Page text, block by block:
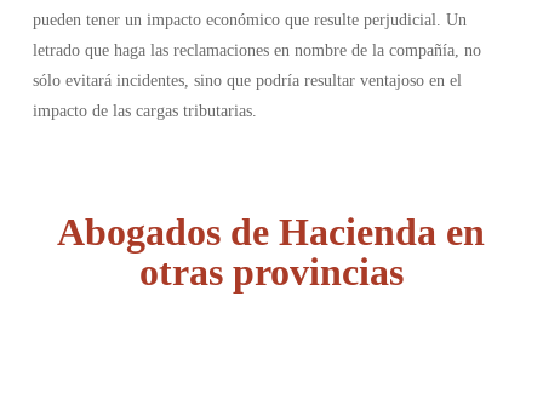
pueden tener un impacto económico que resulte perjudicial. Un
letrado que haga las reclamaciones en nombre de la compañía, no
sólo evitará incidentes, sino que podría resultar ventajoso en el
impacto de las cargas tributarias.
Abogados de Hacienda en
otras provincias